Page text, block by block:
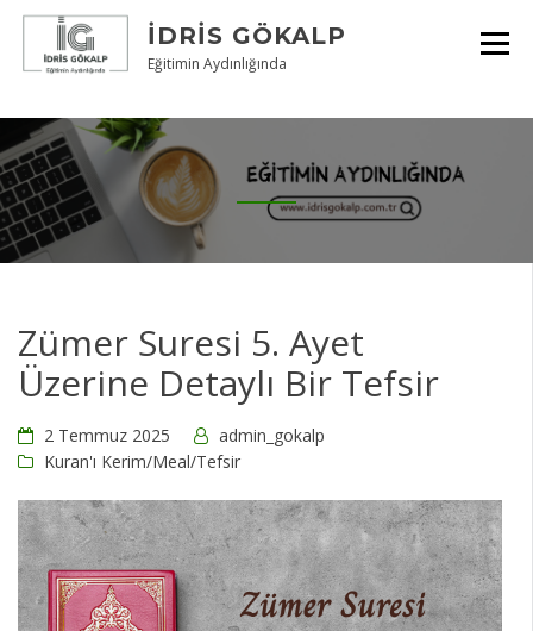
Skip
content
İDRIS GÖKALP
Eğitimin Aydınlığında
Zümer Suresi 5. Ayet
Üzerine Detaylı Bir Tefsir
2 Temmuz 2025
admin_gokalp
Kuran'ı Kerim/Meal/Tefsir